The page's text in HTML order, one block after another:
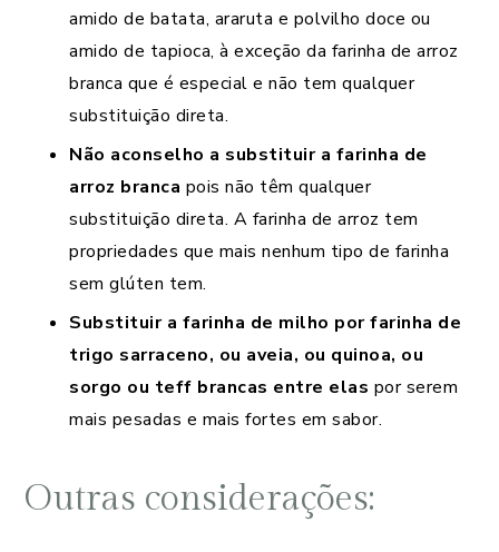
amido de batata, araruta e polvilho doce ou
amido de tapioca, à exceção da farinha de arroz
branca que é especial e não tem qualquer
substituição direta.
Não aconselho a substituir a farinha de
arroz branca pois não têm qualquer
substituição direta. A farinha de arroz tem
propriedades que mais nenhum tipo de farinha
sem glúten tem.
Substituir a farinha de milho por farinha de
trigo sarraceno, ou aveia, ou quinoa, ou
sorgo ou teff brancas entre elas por serem
mais pesadas e mais fortes em sabor.
Outras considerações: